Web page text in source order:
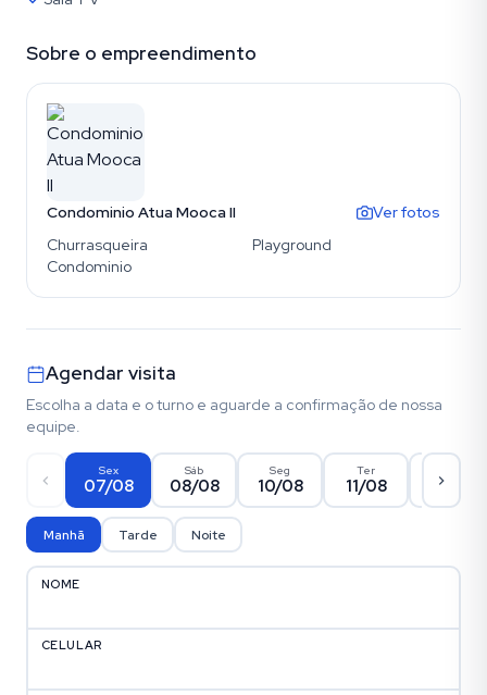
Sobre o empreendimento
Condominio Atua Mooca II
Ver fotos
Churrasqueira
Condominio
Playground
Agendar visita
Escolha a data e o turno e aguarde a confirmação de nossa
equipe.
Sex
07/08
Sáb
08/08
Seg
10/08
Ter
11/08 12/08
Manhã Tarde Noite
NOME
CELULAR